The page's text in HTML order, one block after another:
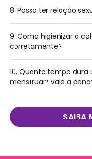
8. Posso ter relação
9. Como higienizar o
corretamente?
10. Quanto tempo
menstrual? Vale a
SAIBA